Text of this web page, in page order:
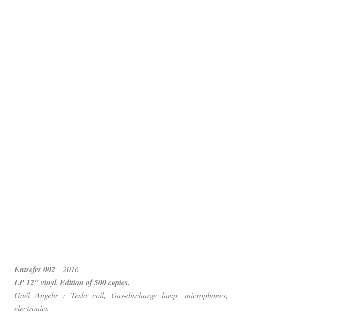
Entrefer 002 _ 2016
LP 12" vinyl. Edition of 500 copies.
Gaël Angelis : Tesla coil, Gas-discharge lamp, microphones,
electronics